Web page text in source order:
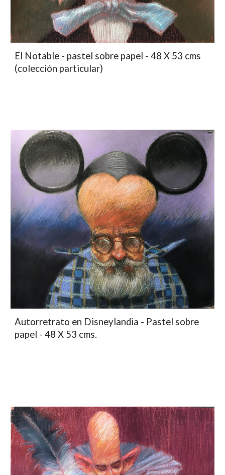
El Notable - pastel sobre papel - 48 X 53 cms
(colección particular)
Autorretrato en Disneylandia - Pastel sobre
papel - 48 X 53 cms.